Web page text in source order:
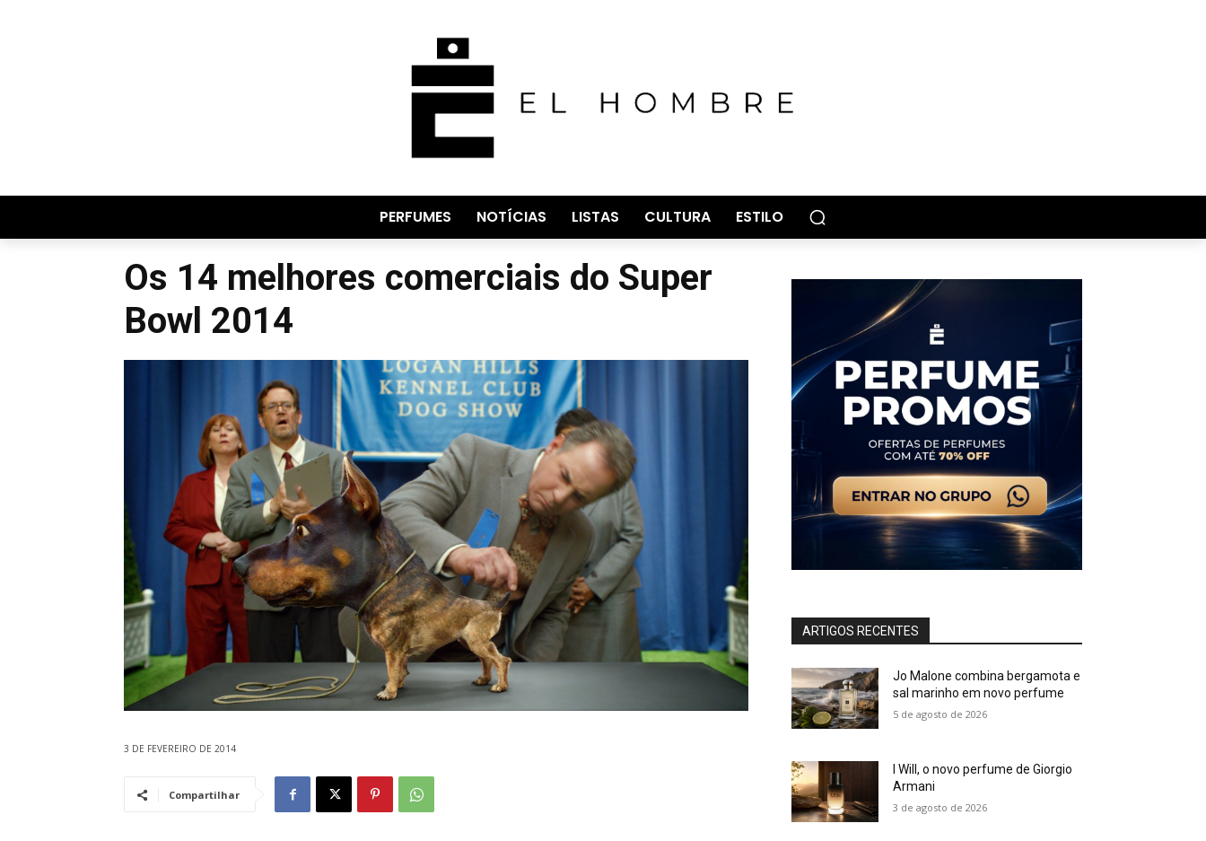
PERFUMES NOTÍCIAS LISTAS CULTURA ESTILO
Os 14 melhores comerciais do Super
Bowl 2014
3 DE FEVEREIRO DE 2014
Compartilhar
ARTIGOS RECENTES
Jo Malone combina bergamota e
sal marinho em novo perfume
5 de agosto de 2026
I Will, o novo perfume de Giorgio
Armani
3 de agosto de 2026